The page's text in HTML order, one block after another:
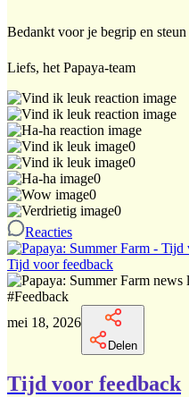
Bedankt voor je begrip en
Liefs, het Papaya-team
0
0
0
0
0
Reacties
Tijd voor feedback
#Feedback
mei 18, 2026
Delen
Tijd voor feedback